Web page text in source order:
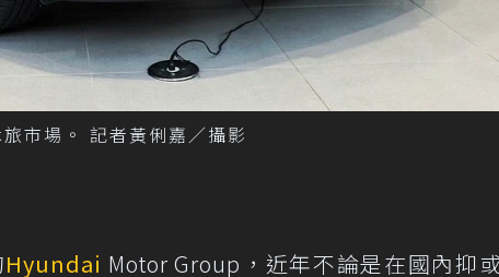
市場。 記者黃俐嘉／攝影
Hyundai Motor Group，近年不論是在國內抑